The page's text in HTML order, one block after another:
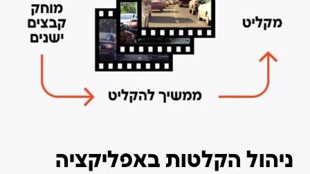
ניהול הקלטות באפליקציה